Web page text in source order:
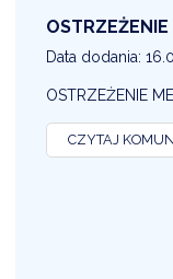
Data dodania:
OSTRZEŻENIE
CZYTAJ